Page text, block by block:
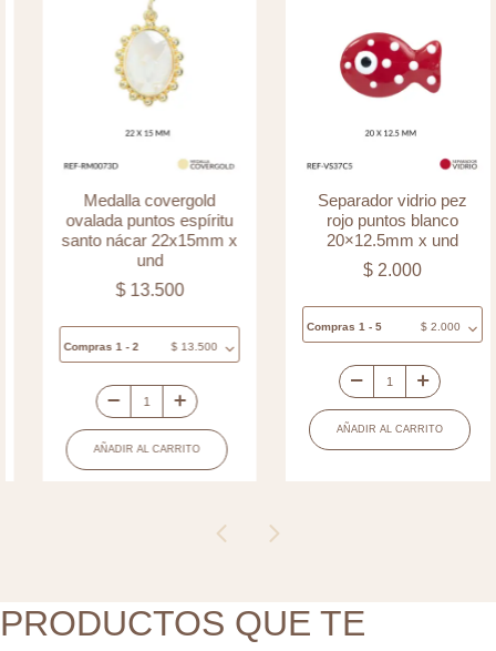
Medalla covergold
ovalada puntos espíritu
santo nácar 22x15mm x
und
13.500
Compras 1 - 2 13.500
Medalla
covergold
ovalada
22x15mm
x
AÑADIR AL CARRITO
Separador vidrio pez
rojo puntos blanco
20×12.5mm x und
2.000
Compras 1 - 5 2.000
Separador
vidrio
pez
und
AÑADIR AL CARRITO
PRODUCTOS QUE TE